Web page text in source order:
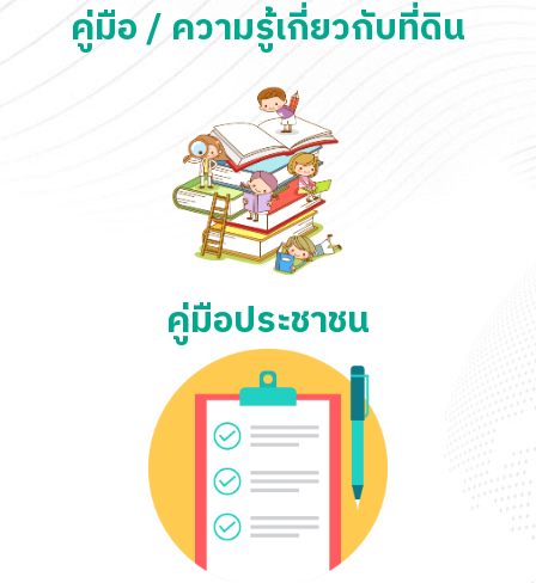
คู่มือ / ความรู้เกี่ยวกับที่ดิน
คู่มือประชาชน